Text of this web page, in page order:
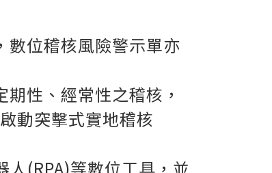
數位稽核風險警示單亦
性、經常性之稽核，
動突擊式實地稽核
(RPA)等數位工具，並